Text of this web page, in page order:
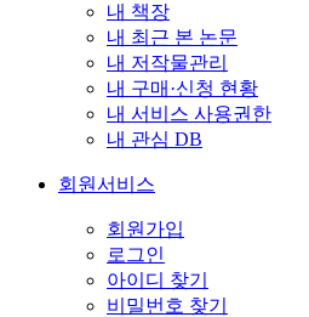
내 책장
내 최근 본 논문
내 저작물관리
내 구매·신청 현황
내 서비스 사용권한
내 관심 DB
회원서비스
회원가입
로그인
아이디 찾기
비밀번호 찾기